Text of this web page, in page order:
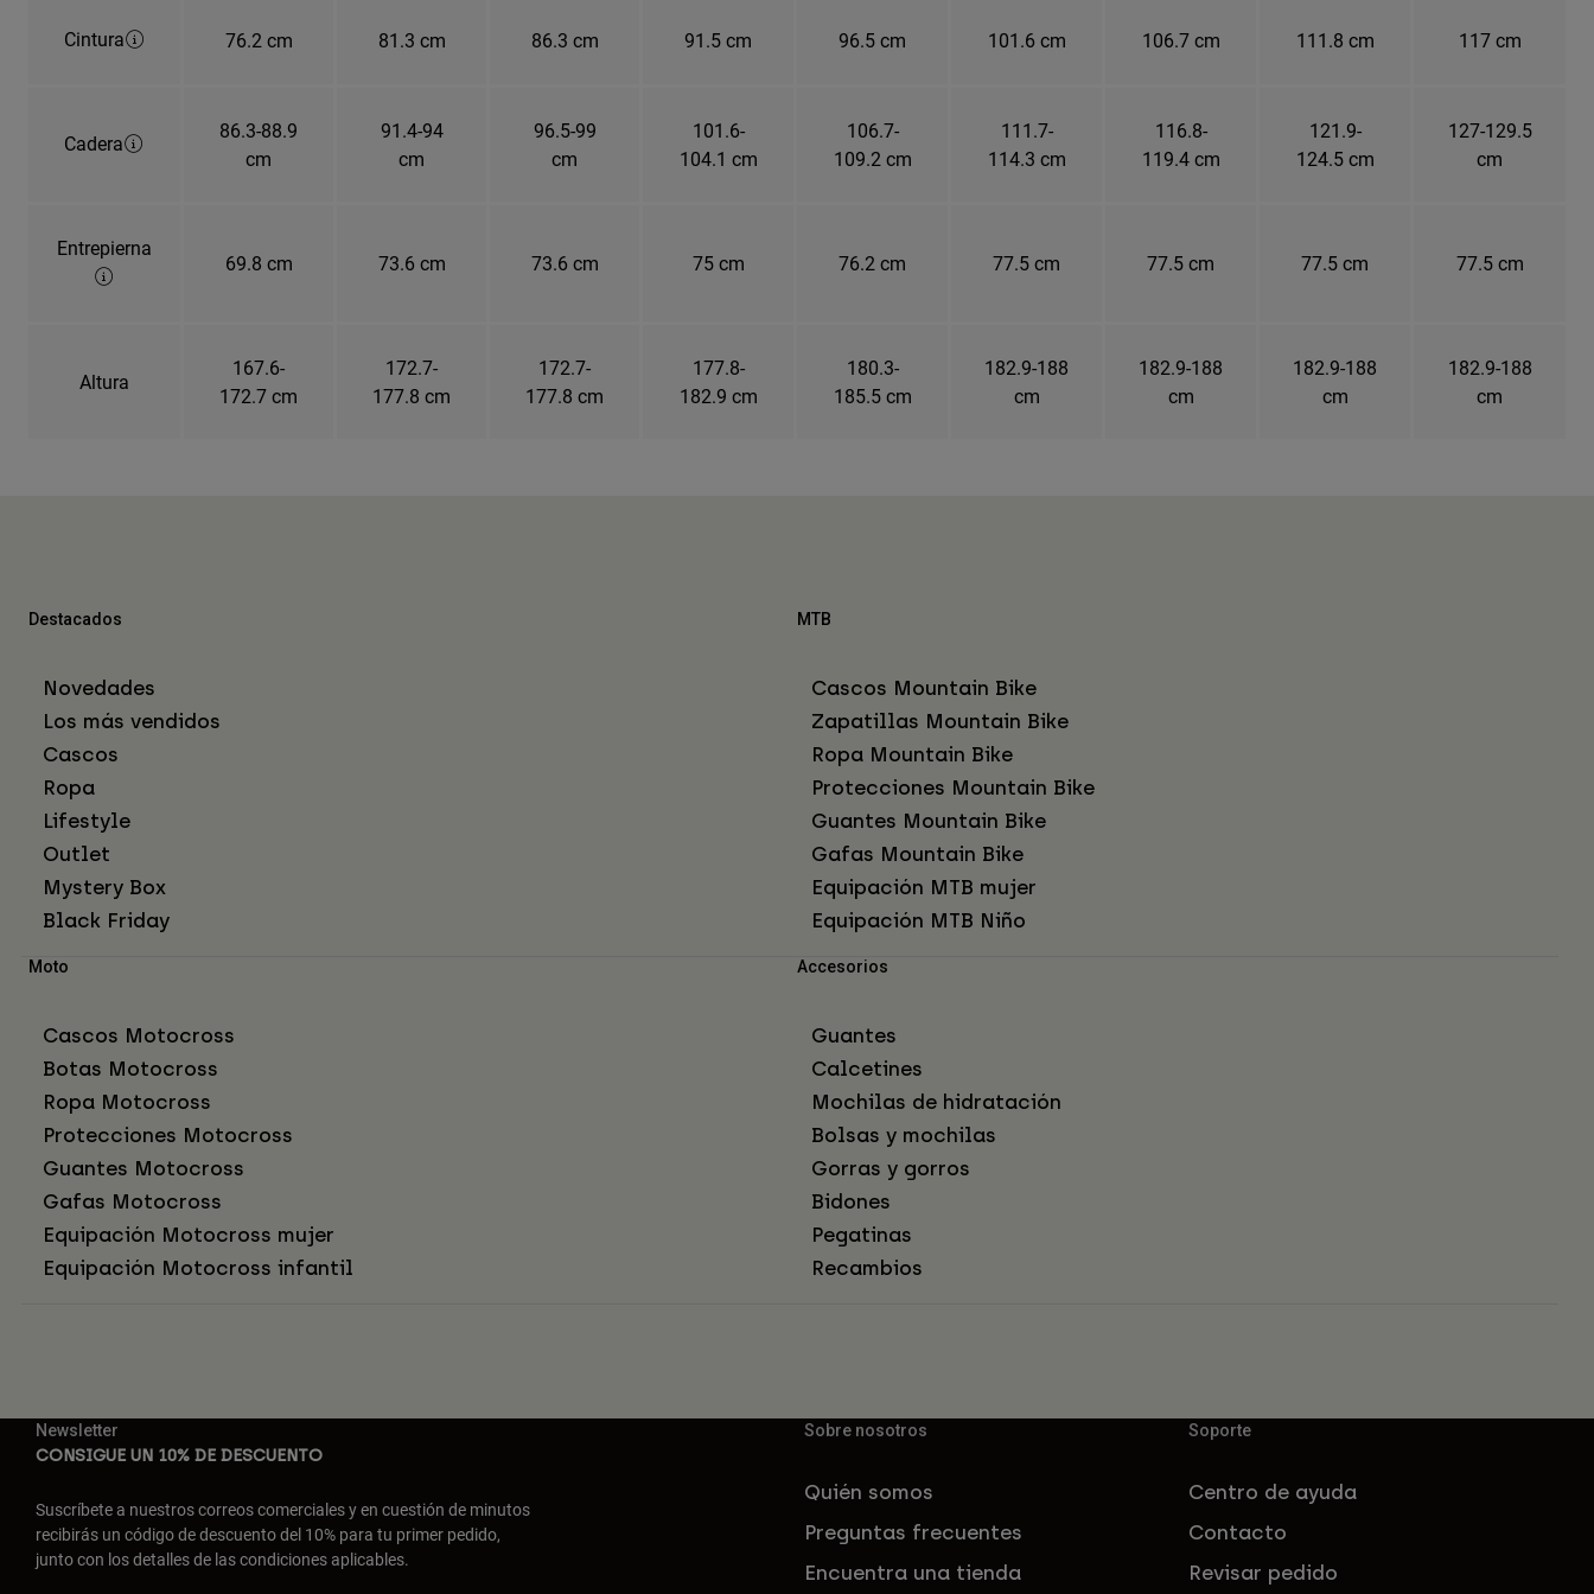
Cintura 76.2 cm 81.3 cm 86.3 cm 91.5 cm 96.5 cm 101.6 cm 106.7 cm 111.8 cm 117 cm
Cadera
86.3-88.9
cm
91.4-94
cm
96.5-99
cm
101.6-
104.1 cm
106.7-
109.2 cm
111.7-
114.3 cm
116.8-
119.4 cm
121.9-
124.5 cm
127-129.5
cm
Entrepierna
69.8 cm 73.6 cm 73.6 cm 75 cm 76.2 cm 77.5 cm 77.5 cm 77.5 cm 77.5 cm
Altura
167.6-
172.7 cm
172.7-
177.8 cm
172.7-
177.8 cm
177.8-
182.9 cm
180.3-
185.5 cm
182.9-188
cm
182.9-188
cm
182.9-188
cm
182.9-188
cm
Destacados
Novedades
Los más vendidos
Cascos
Ropa
Lifestyle
Outlet
Mystery Box
Black Friday
MTB
Cascos Mountain Bike
Zapatillas Mountain Bike
Ropa Mountain Bike
Protecciones Mountain Bike
Guantes Mountain Bike
Gafas Mountain Bike
Equipación MTB mujer
Equipación MTB Niño
Moto
Cascos Motocross
Botas Motocross
Ropa Motocross
Protecciones Motocross
Guantes Motocross
Gafas Motocross
Equipación Motocross mujer
Equipación Motocross infantil
Accesorios
Guantes
Calcetines
Mochilas de hidratación
Bolsas y mochilas
Gorras y gorros
Bidones
Pegatinas
Recambios
Newsletter
CONSIGUE UN 10% DE DESCUENTO
Suscríbete a nuestros correos comerciales y en cuestión de minutos
recibirás un código de descuento del 10% para tu primer pedido,
junto con los detalles de las condiciones aplicables.
Sobre nosotros
Quién somos
Preguntas frecuentes
Encuentra una tienda
Soporte
Centro de ayuda
Contacto
Revisar pedido